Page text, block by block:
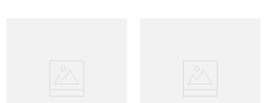
Código KEL 1088